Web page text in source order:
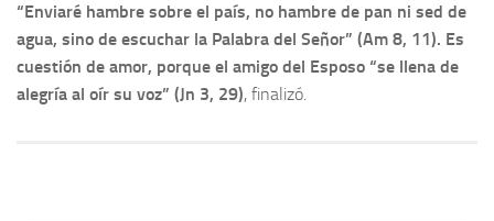
“Enviaré hambre sobre el país, no hambre de pan ni sed de
agua, sino de escuchar la Palabra del Señor” (Am 8, 11). Es
cuestión de amor, porque el amigo del Esposo “se llena de
alegría al oír su voz” (Jn 3, 29), finalizó.